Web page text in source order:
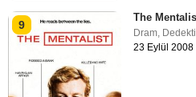
9
The
Dram,
23 Eylül 2008